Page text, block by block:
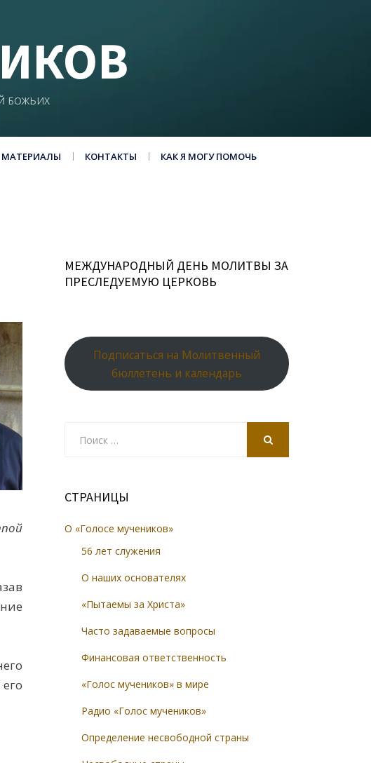
БОЖЬИХ
МАТЕРИАЛЫ КОНТАКТЫ КАК Я МОГУ ПОМОЧЬ
МЕЖДУНАРОДНЫЙ ДЕНЬ МОЛИТВЫ ЗА
ПРЕСЛЕДУЕМУЮ ЦЕРКОВЬ
Подписаться на Молитвенный
бюллетень и календарь
СТРАНИЦЫ
О «Голосе мучеников»
56 лет служения
О наших основателях
«Пытаемы за Христа»
Часто задаваемые вопросы
Финансовая ответственность
«Голос мучеников» в мире
Радио «Голос мучеников»
Определение несвободной страны